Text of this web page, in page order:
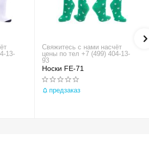
13-
Свяжитесь с нами насчёт
цены по тел +7 (499) 404-13-
93
Носки FE-71
предзаказ